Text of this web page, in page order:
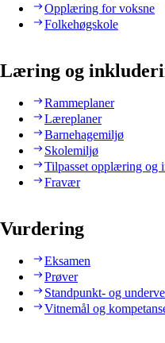
Opplæring for voksne
Folkehøgskole
Læring og
Rammeplaner
Læreplaner
Barnehagemiljø
Skolemiljø
Tilpasset opplæring og
Fravær
Vurdering
Eksamen
Prøver
Standpunkt- og
Vitnemål og